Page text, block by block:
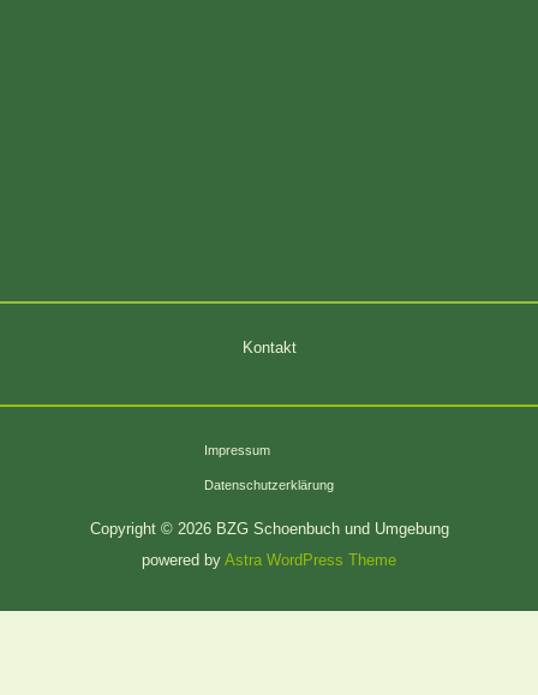
Kontakt
Impressum
Datenschutzerklärung
Copyright © 2026 BZG Schoenbuch und Umgebung
powered by Astra WordPress Theme